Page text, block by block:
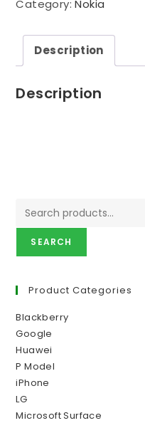
Category:Nokia
Description
Description
SEARCH
Product Categories
Blackberry
Google
Huawei
P Model
iPhone
LG
Microsoft Surface